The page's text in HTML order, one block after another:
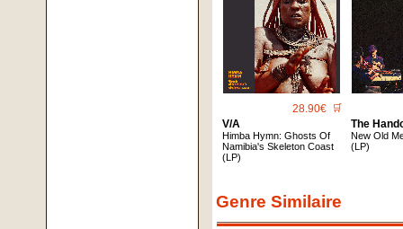
28.90€ 🛒
V/A
Himba Hymn: Ghosts Of
Namibia's Skeleton Coast
(LP)
The
New Old
(LP)
Genre Similaire